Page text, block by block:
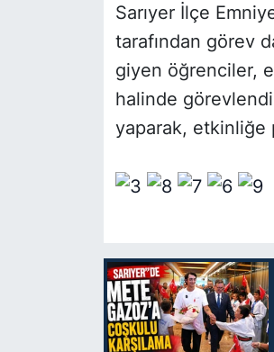
Sarıyer İlçe
tarafından görev
giyen öğrenciler,
halinde
yaparak, etkinliğe